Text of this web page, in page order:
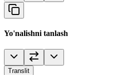
Yo'nalishni tanlash
Translit